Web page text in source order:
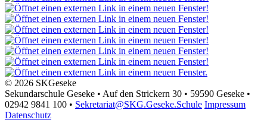
© 2026 SKGeseke
Sekundarschule Geseke • Auf den Strickern 30 • 59590 Geseke •
02942 9841 100 • Sekretariat@SKG.Geseke.Schule Impressum
Datenschutz